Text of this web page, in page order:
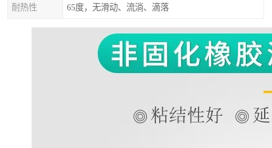
耐热性 65度，无滑动、流淌、滴落